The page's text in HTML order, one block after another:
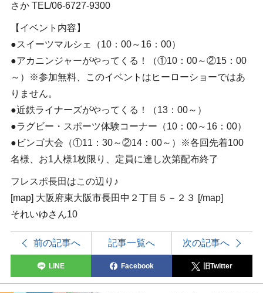
さか TEL/06-6727-9300
【イベント内容】
●スイーツマルシェ（10：00～16：00）
●アカニンジャーがやってくる！（①10：00～②15：00
～）※参加無料、このイベントはヒーローショーではあ
りません。
●近鉄ライナーズがやってくる！（13：00～）
●ラグビー・スポーツ体験コーナー（10：00～16：00）
●ビンゴ大会（①11：30～②14：00～）※各回先着100
名様、お1人様1枚限り、定員に達し次第配布終了
フレスポ長田はこの辺り♪
[map] 大阪府東大阪市長田中２丁目５－２３ [/map]
それいゆさん10
前の記事へ 記事一覧へ 次の記事へ
LINE Facebook 旧Twitter